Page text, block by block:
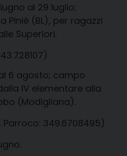
al 29 luglio;
Piniè (BL), per ragazzi
Superiori.
6 agosto; campo
IV elementare alla
(Modigliana).
Parroco: 349.6708495)